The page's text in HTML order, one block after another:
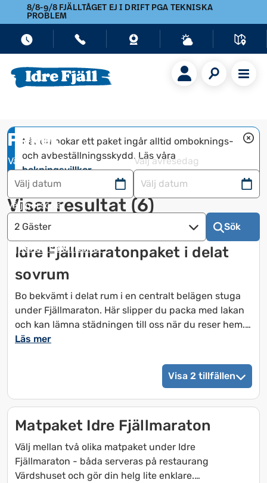
8/8-9/8 FJÄLLTÅGET EJ I DRIFT PGA TEKNISKA
PROBLEM
Paket
Välj ankomstdag
Välj avresedag
Navigera
framåt
för
att
använda
kalendern
och
välja
datum.
Tryck
få
upp
kortkommandon
för
att
ändra
Navigera
bakåt
använda
kalendern
datum.
frågetecknet
få
upp
kortkommandon
för
att
ändra
Välj personer
2 Gäster
Sök
Rensa sökkriterier
När du bokar ett paket ingår alltid omboknings-
bokningsvillkor.
Visar resultat(6)
Idre Fjällmaratonpaket i delat
sovrum
Bo bekvämt i delat rum i en centralt belägen stuga
under Fjällmaraton. Här slipper du packa med lakan
och kan lämna städningen till oss när du reser hem.
Yogapassen ingår och ger dig möjlighet att landa,
Villkor
Paketet inkluderar delat rum i stuga, linneset,
avresestädning, 3 yogapass under vistelsen samt
Läs mer
Visa 2 tillfällen
Matpaket Idre Fjällmaraton
Välj mellan två olika matpaket under Idre
Fjällmaraton - båda serveras på restaurang
Värdshuset och gör din helg lite enklare.